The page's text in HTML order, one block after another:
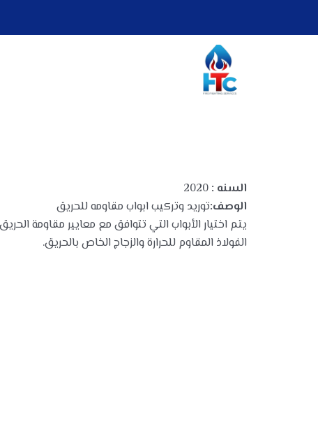
السنه :
الوصف:توريد وتركيب ابواب مقاومه للحريق
يتم اختيار الأبواب التي تتوافق مع معايير مقاومة
الفولاذ المقاوم للحرارة والزجاج الخاص بالحريق.